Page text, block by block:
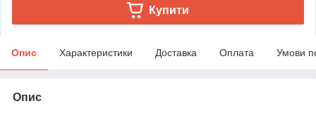
Купити
Опис Характеристики Доставка Оплата Умови
Опис